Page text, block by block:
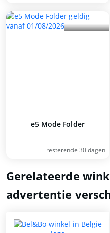
e5 Mode Folder
resterende 30 dagen
Gerelateerde
advertentie